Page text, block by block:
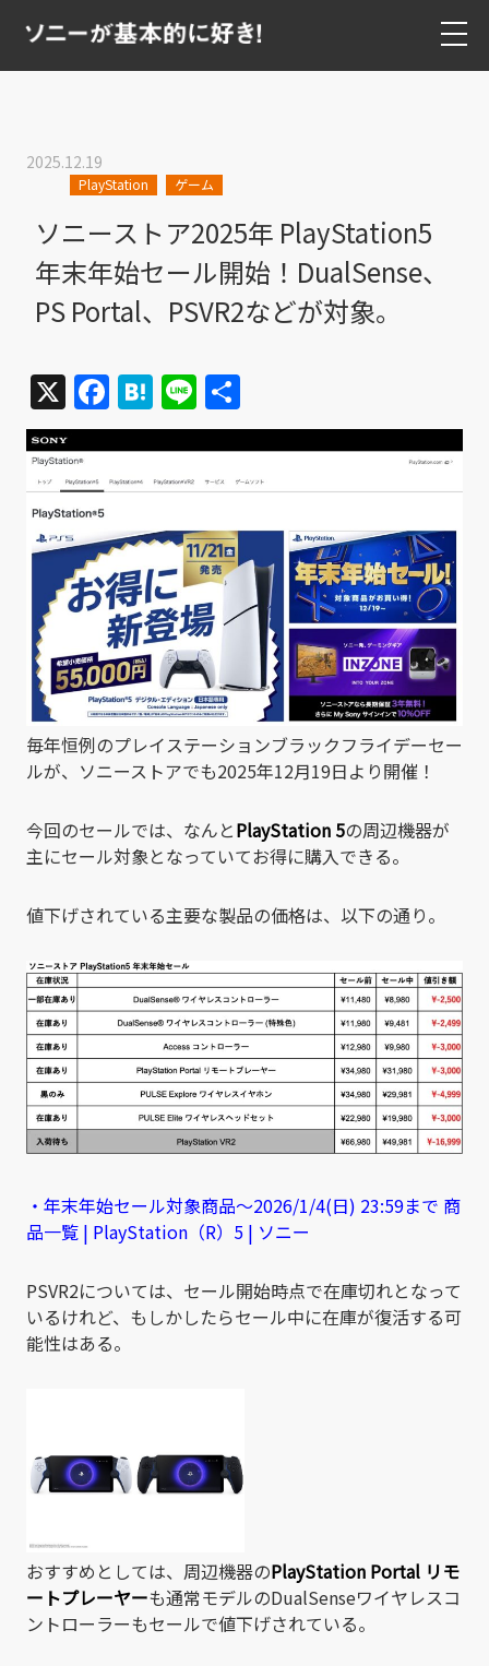
2025.12.19
PlayStation ゲーム
ソニーストア2025年 PlayStation5
年末年始セール開始！DualSense、
PS Portal、PSVR2などが対象。
X Facebook
Hatena
Line
有
毎年恒例のプレイステーションブラックフライデーセー
ルが、ソニーストアでも2025年12月19日より開催！
今回のセールでは、なんとPlayStation 5の周辺機器が
主にセール対象となっていてお得に購入できる。
値下げされている主要な製品の価格は、以下の通り。
・年末年始セール対象商品～2026/1/4(日) 23:59まで 商
品一覧 | PlayStation（R）5 | ソニー
PSVR2については、セール開始時点で在庫切れとなって
いるけれど、もしかしたらセール中に在庫が復活する可
能性はある。
おすすめとしては、周辺機器のPlayStation Portal リモ
ートプレーヤーも通常モデルのDualSenseワイヤレスコ
ントローラーもセールで値下げされている。